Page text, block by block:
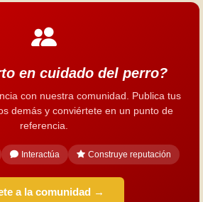
en cuidado del perro?
con nuestra comunidad. Publica tus
demás y conviértete en un punto de
referencia.
Interactúa Construye reputación
a la comunidad →